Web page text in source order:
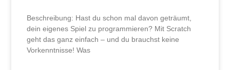
Beschreibung: Hast du schon mal davon geträumt,
dein eigenes Spiel zu programmieren? Mit Scratch
geht das ganz einfach – und du brauchst keine
Vorkenntnisse! Was